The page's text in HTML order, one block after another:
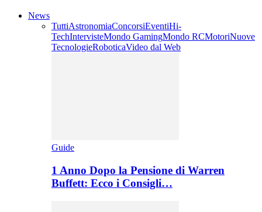
News
TuttiAstronomiaConcorsiEventiHi-
TechIntervisteMondo GamingMondo RCMotoriNuove
TecnologieRoboticaVideo dal Web
Guide
1 Anno Dopo la Pensione di Warren
Buffett: Ecco i Consigli…